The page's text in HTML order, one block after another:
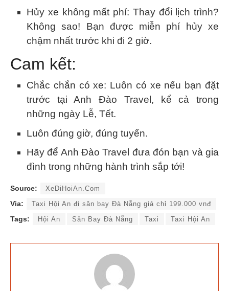
Hủy xe không mất phí: Thay đổi lịch trình?
Không sao! Bạn được miễn phí hủy xe
chậm nhất trước khi đi 2 giờ.
Cam kết:
Chắc chắn có xe: Luôn có xe nếu bạn đặt
trước tại Anh Đào Travel, kể cả trong
những ngày Lễ, Tết.
Luôn đúng giờ, đúng tuyến.
Hãy để Anh Đào Travel đưa đón bạn và gia
đình trong những hành trình sắp tới!
Source: XeDiHoiAn.Com
Via: Taxi Hội An đi sân bay Đà Nẵng giá chỉ 199.000 vnđ
Tags: Hội An Sân Bay Đà Nẵng Taxi Taxi Hội An